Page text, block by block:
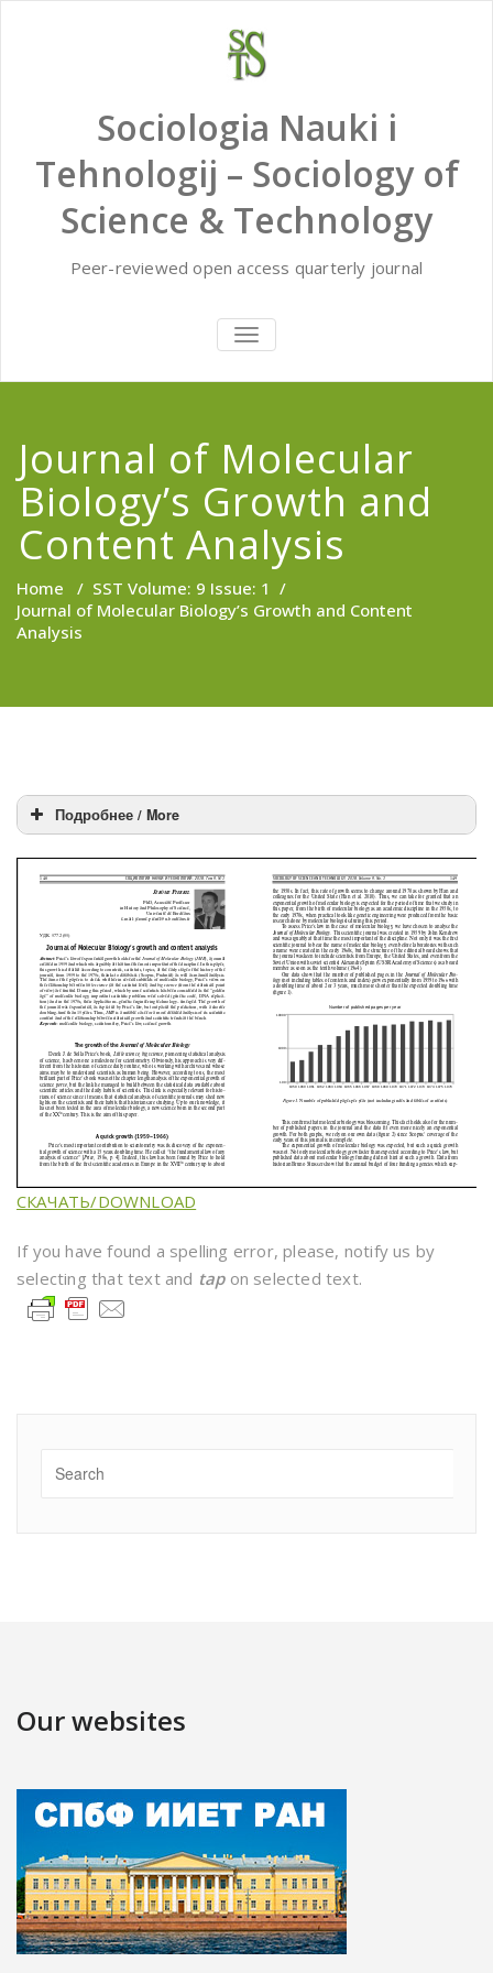
Sociologia Nauki i
Tehnologij – Sociology of
Science & Technology
Peer-reviewed open access quarterly journal
TOGGLE
NAVIGATION
Journal of Molecular
Biology’s Growth and
Content Analysis
Home / SST Volume: 9 Issue: 1 /
Journal of Molecular Biology’s Growth and Content
Analysis
Подробнее / More
СКАЧАТЬ/DOWNLOAD
If you have found a spelling error, please, notify us by
selecting that text and tapon selected text.
Our websites